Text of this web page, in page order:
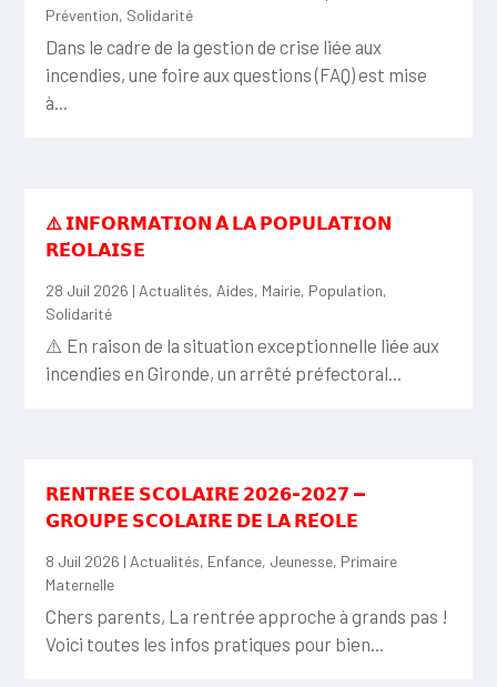
Prévention, Solidarité
Dans le cadre de la gestion de crise liée aux
incendies, une foire aux questions (FAQ) est mise
à...
⚠️ 𝗜𝗡𝗙𝗢𝗥𝗠𝗔𝗧𝗜𝗢𝗡 𝗔̀ 𝗟𝗔 𝗣𝗢𝗣𝗨𝗟𝗔𝗧𝗜𝗢𝗡
𝗥𝗘́𝗢𝗟𝗔𝗜𝗦𝗘
28 Juil 2026 | Actualités, Aides, Mairie, Population,
Solidarité
⚠️ En raison de la situation exceptionnelle liée aux
incendies en Gironde, un arrêté préfectoral...
𝗥𝗘𝗡𝗧𝗥𝗘́𝗘 𝗦𝗖𝗢𝗟𝗔𝗜𝗥𝗘 𝟮𝟬𝟮𝟲-𝟮𝟬𝟮𝟳 —
𝗚𝗥𝗢𝗨𝗣𝗘 𝗦𝗖𝗢𝗟𝗔𝗜𝗥𝗘 𝗗𝗘 𝗟𝗔 𝗥𝗘́𝗢𝗟𝗘
8 Juil 2026 | Actualités, Enfance, Jeunesse, Primaire
Maternelle
Chers parents, La rentrée approche à grands pas !
Voici toutes les infos pratiques pour bien...